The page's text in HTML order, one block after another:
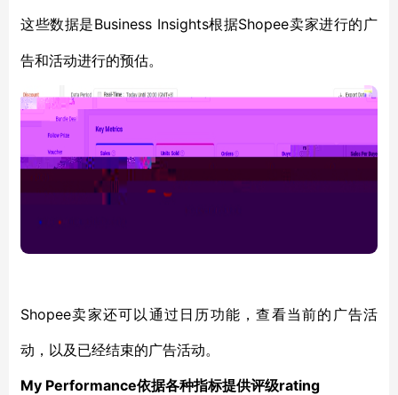
这些数据是Business Insights根据Shopee卖家进行的广
告和活动进行的预估。
Shopee卖家还可以通过日历功能，查看当前的广告活
动，以及已经结束的广告活动。
My Performance依据各种指标提供评级rating